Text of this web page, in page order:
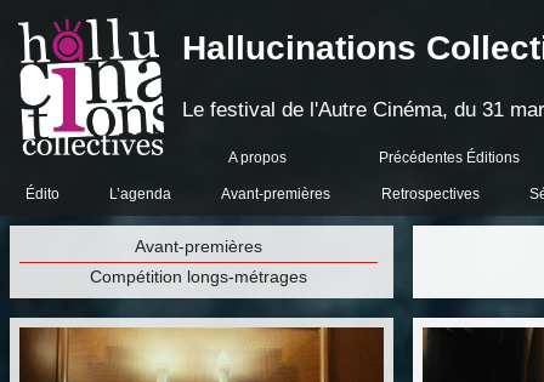
Hallucinations
Le festival de l'Autre Cinéma, du 31
A propos Précédentes Éditions
Édito L’agenda Avant-premières Retrospectives
Avant-premières
Compétition longs-métrages